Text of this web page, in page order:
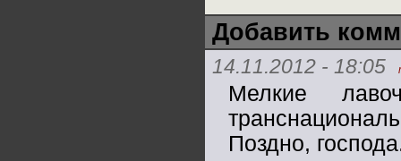
Добавить
14.11.2012 - 18:05
Мелкие
Поздно,